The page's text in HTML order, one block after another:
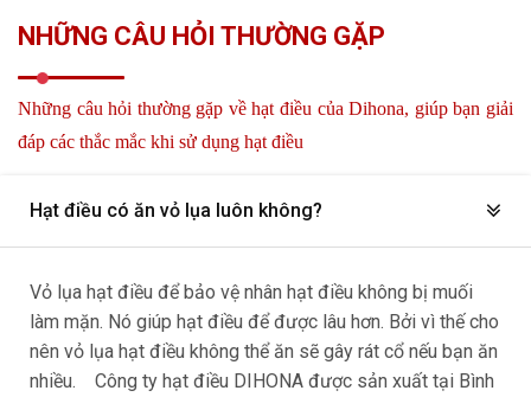
NHỮNG CÂU HỎI THƯỜNG GẶP
Những câu hỏi thường gặp về hạt điều của Dihona, giúp bạn giải
đáp các thắc mắc khi sử dụng hạt điều
Hạt điều có ăn vỏ lụa luôn không?
Vỏ lụa hạt điều để bảo vệ nhân hạt điều không bị muối
làm mặn. Nó giúp hạt điều để được lâu hơn. Bởi vì thế cho
nên vỏ lụa hạt điều không thể ăn sẽ gây rát cổ nếu bạn ăn
nhiều. Công ty hạt điều DIHONA được sản xuất tại Bình